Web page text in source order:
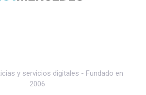
y servicios digitales - Fundado en
2006